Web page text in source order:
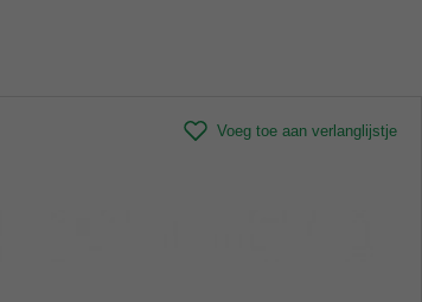
Voeg toe aan verlanglijstje